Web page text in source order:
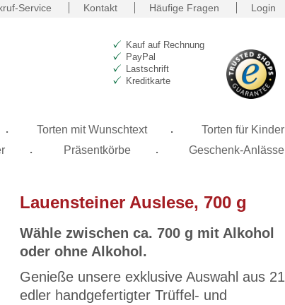
Service Kontakt Häufige Fragen Login
Kauf auf Rechnung
PayPal
Lastschrift
Kreditkarte
. Torten mit Wunschtext .
Torten für Kinder
. Präsentkörbe . Geschenk-Anlässe
Lauensteiner Auslese, 700 g
Wähle zwischen ca. 700 g mit Alkohol
oder ohne Alkohol.
Genieße unsere exklusive Auswahl aus 21
edler handgefertigter Trüffel- und